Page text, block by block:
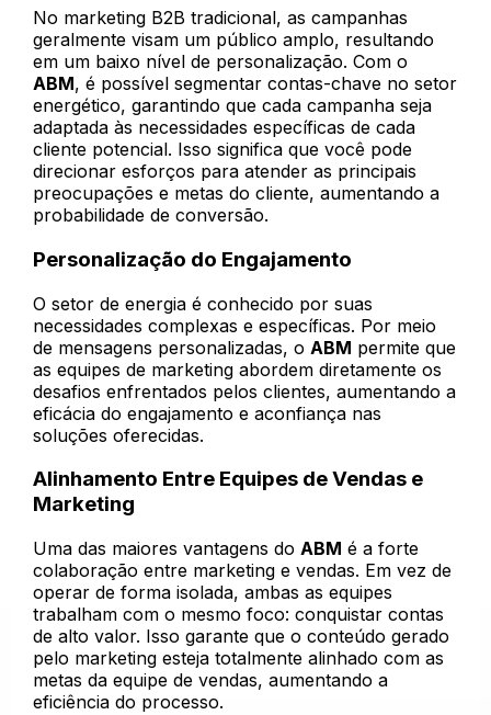
No marketing B2B tradicional, as campanhas
geralmente visam um público amplo, resultando
em um baixo nível de personalização. Com o
ABM, é possível segmentar contas-chave no setor
energético, garantindo que cada campanha seja
adaptada às necessidades específicas de cada
cliente potencial. Isso significa que você pode
direcionar esforços para atender as principais
preocupações e metas do cliente, aumentando a
probabilidade de conversão.
Personalização do Engajamento
O setor de energia é conhecido por suas
necessidades complexas e específicas. Por meio
de mensagens personalizadas, o ABM permite que
as equipes de marketing abordem diretamente os
desafios enfrentados pelos clientes, aumentando a
eficácia do engajamento e aconfiança nas
soluções oferecidas.
Alinhamento Entre Equipes de Vendas e
Marketing
Uma das maiores vantagens do ABM é a forte
colaboração entre marketing e vendas. Em vez de
operar de forma isolada, ambas as equipes
trabalham com o mesmo foco: conquistar contas
de alto valor. Isso garante que o conteúdo gerado
pelo marketing esteja totalmente alinhado com as
metas da equipe de vendas, aumentando a
eficiência do processo.